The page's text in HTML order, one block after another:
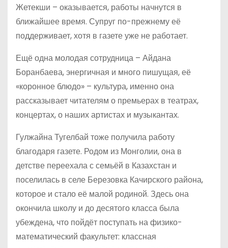
Жетекши – оказывается, работы начнутся в
ближайшее время. Супруг по-прежнему её
поддерживает, хотя в газете уже не работает.
Ещё одна молодая сотрудница – Айдана
Боранбаева, энергичная и много пишущая, её
«коронное блюдо» – культура, именно она
рассказывает читателям о премьерах в театрах,
концертах, о наших артистах и музыкантах.
Гулжайна Тугелбай тоже получила работу
благодаря газете. Родом из Монголии, она в
детстве переехала с семьёй в Казахстан и
поселилась в селе Березовка Качирского района,
которое и стало её малой родиной. Здесь она
окончила школу и до десятого класса была
убеждена, что пойдёт поступать на физико-
математический факультет: классная